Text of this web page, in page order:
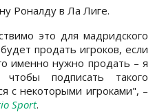
Роналду в Ла Лиге.
это для мадридского
продать игроков, если
именно нужно продать – я
подписать такого
с некоторыми игроками", –
Sport.